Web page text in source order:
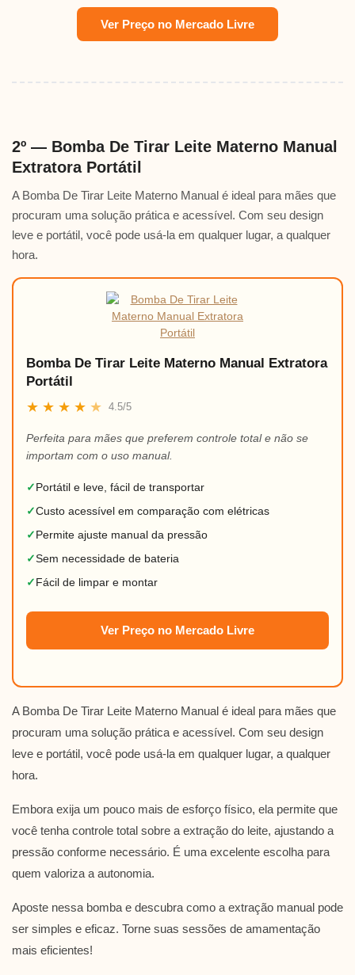
Ver Preço no Mercado Livre
2º — Bomba De Tirar Leite Materno Manual
Extratora Portátil
A Bomba De Tirar Leite Materno Manual é ideal para mães que
procuram uma solução prática e acessível. Com seu design
leve e portátil, você pode usá-la em qualquer lugar, a qualquer
hora.
Bomba De Tirar Leite Materno Manual Extratora
Portátil
★ ★ ★ ★ ★ 4.5/5
Perfeita para mães que preferem controle total e não se
importam com o uso manual.
✓ Portátil e leve, fácil de transportar
✓Custo acessível em comparação com elétricas
✓ Permite ajuste manual da pressão
✓Sem necessidade de bateria
✓ Fácil de limpar e montar
Ver Preço no Mercado Livre
A Bomba De Tirar Leite Materno Manual é ideal para mães que
procuram uma solução prática e acessível. Com seu design
leve e portátil, você pode usá-la em qualquer lugar, a qualquer
hora.
Embora exija um pouco mais de esforço físico, ela permite que
você tenha controle total sobre a extração do leite, ajustando a
pressão conforme necessário. É uma excelente escolha para
quem valoriza a autonomia.
Aposte nessa bomba e descubra como a extração manual pode
ser simples e eficaz. Torne suas sessões de amamentação
mais eficientes!